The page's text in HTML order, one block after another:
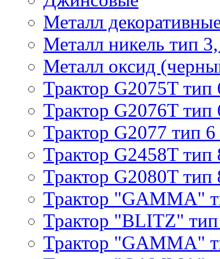
Металл
Металл никель тип
Металл оксид
Трактор G2075T тип
Трактор G2076T тип
Трактор G2077 тип 6
Трактор G2458T тип
Трактор G2080T тип
Трактор "GAMMA"
Трактор "BLITZ"
Трактор "GAMMA"